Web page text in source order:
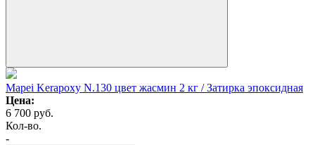
Mapei Kerapoxy N.130 цвет жасмин 2 кг / Затирка эпоксидная
Цена:
6 700 руб.
Кол-во.
-